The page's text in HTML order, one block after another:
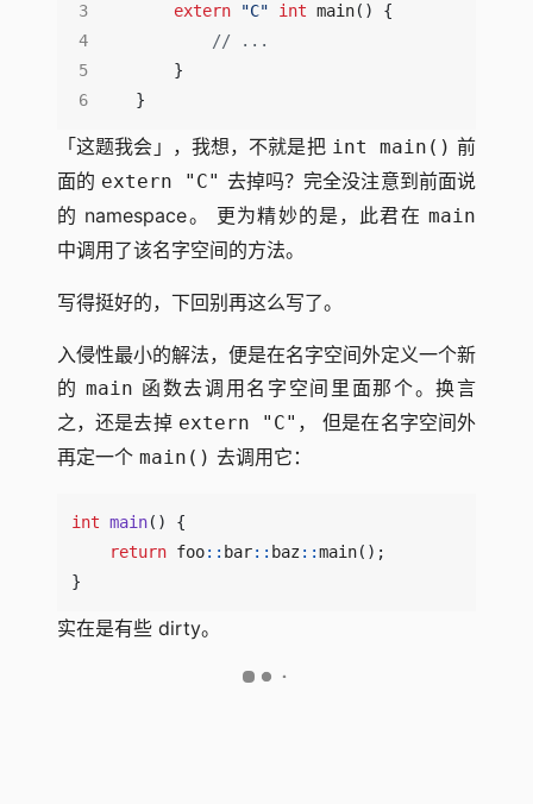
3
4
5
6
extern
"C" int main()
{
}
}
「这题我会」，我想，不就是把 int main() 前
面的 extern "C" 去掉吗？完全没注意到前面说
的 namespace。 更为精妙的是，此君在 main
中调用了该名字空间的方法。
写得挺好的，下回别再这么写了。
入侵性最小的解法，便是在名字空间外定义一个新
的main 函数去调用名字空间里面那个。换言
之，还是去掉 extern "C" ， 但是在名字空间外
再定一个 main() 去调用它：
int main()
{
return foo:: bar:: baz::main();
}
实在是有些 dirty。